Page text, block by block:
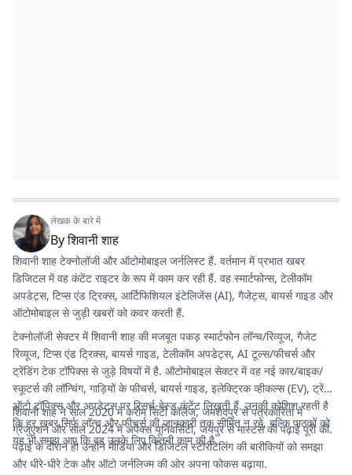
लेखक के बारे में
Byशिवानी शाह
शिवानी शाह टेक्नोलॉजी और ऑटोमोबाइल जर्नलिस्ट हैं. वर्तमान में प्रभात खबर
डिजिटल में वह कंटेंट राइटर के रूप में काम कर रही हैं. वह स्मार्टफोन्स, टेलीकॉम
अपडेट्स, टिप्स एंड ट्रिक्स, आर्टिफिशियल इंटेलिजेंस (AI), गैजेट्स, बायर्स गाइड और
ऑटोमोबाइल से जुड़ी खबरों को कवर करती हैं.
टेक्नोलॉजी सेक्टर में शिवानी शाह की मजबूत पकड़ स्मार्टफोन लॉन्च/रिव्यूज, गैजेट
रिव्यूज, टिप्स एंड ट्रिक्स, बायर्स गाइड, टेलीकॉम अपडेट्स, AI टूल्स/फीचर्स और
ट्रेंडिंग टेक टॉपिक्स से जुड़े विषयों में है. ऑटोमोबाइल सेक्टर में वह नई कार/बाइक/
स्कूटर्स की लॉन्चिंग, गाड़ियों के फीचर्स, बायर्स गाइड, इलेक्ट्रिक व्हीकल्स (EV), ट्रेंडिंग
ऑटो टॉपिक्स और अपडेट्स पर रिसर्च-बेस्ड कंटेंट लिखती हैं. उनकी कोशिश रहती है
कि हर खबर सिर्फ लॉन्च और फीचर्स की जानकारी तक सीमित न रहे, बल्कि पाठकों को
यह भी समझ आए कि वह उनके लिए कितनी काम की है.
शिवानी शाह ने साल 2020 में करीम सिटी कॉलेज, जमशेदपुर से पत्रकारिता में
ग्रेजुएशन और साल 2024 में अपेक्स यूनिवर्सिटी, जयपुर से मास्टर्स की पढ़ाई पूरी की.
पढ़ाई के दौरान ही उन्होंने मीडिया और डिजिटल स्टोरीटेलिंग की बारीकियों को समझा
और धीरे-धीरे टेक और ऑटो जर्नलिज्म की ओर अपना फोकस बढ़ाया.